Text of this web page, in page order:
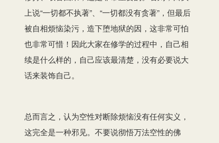
上说“一切都不执著”、“一切都没有贪著”，但最后
被自相烦恼染污，造下堕地狱的因，这非常可怕
也非常可惜！因此大家在修学的过程中，自己相
续是什么样的，自己应该最清楚，没有必要说大
话来装饰自己。
总而言之，认为空性对断除烦恼没有任何实义，
这完全是一种邪见。不要说彻悟万法空性的佛